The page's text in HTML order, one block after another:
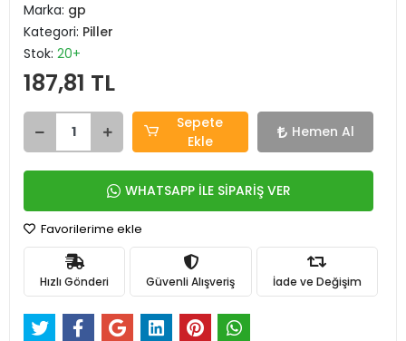
Marka: gp
Kategori: Piller
Stok: 20+
187,81 TL
Sepete
Ekle
Hemen Al
WHATSAPP İLE SİPARİŞ VER
Favorilerime ekle
Hızlı Gönderi Güvenli Alışveriş İade ve Değişim